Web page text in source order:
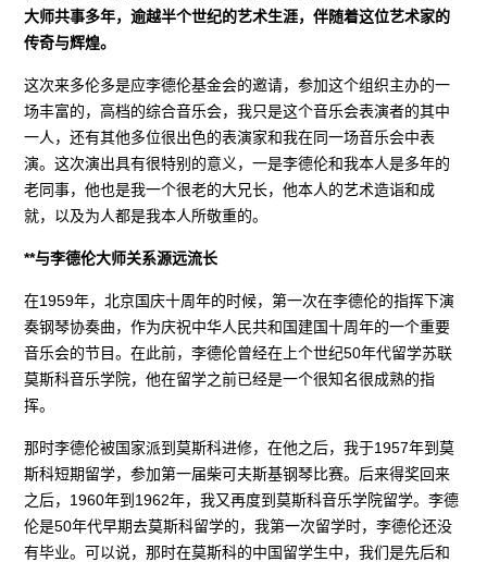
大师共事多年，逾越半个世纪的艺术生涯，伴随着这位艺术家的
传奇与辉煌。
这次来多伦多是应李德伦基金会的邀请，参加这个组织主办的一
场丰富的，高档的综合音乐会，我只是这个音乐会表演者的其中
一人，还有其他多位很出色的表演家和我在同一场音乐会中表
演。这次演出具有很特别的意义，一是李德伦和我本人是多年的
老同事，他也是我一个很老的大兄长，他本人的艺术造诣和成
就，以及为人都是我本人所敬重的。
**与李德伦大师关系源远流长
在1959年，北京国庆十周年的时候，第一次在李德伦的指挥下演
奏钢琴协奏曲，作为庆祝中华人民共和国建国十周年的一个重要
音乐会的节目。在此前，李德伦曾经在上个世纪50年代留学苏联
莫斯科音乐学院，他在留学之前已经是一个很知名很成熟的指
挥。
那时李德伦被国家派到莫斯科进修，在他之后，我于1957年到莫
斯科短期留学，参加第一届柴可夫斯基钢琴比赛。后来得奖回来
之后，1960年到1962年，我又再度到莫斯科音乐学院留学。李德
伦是50年代早期去莫斯科留学的，我第一次留学时，李德伦还没
有毕业。可以说，那时在莫斯科的中国留学生中，我们是先后和